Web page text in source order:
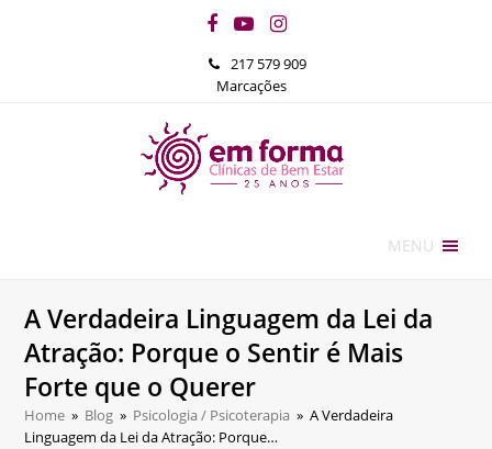
Facebook
YouTubeInstagram
217 579 909
Marcações
MENU
A Verdadeira Linguagem da Lei da
Atração: Porque o Sentir é Mais
Forte que o Querer
Home » Blog » Psicologia / Psicoterapia » A Verdadeira
Linguagem da Lei da Atração: Porque…